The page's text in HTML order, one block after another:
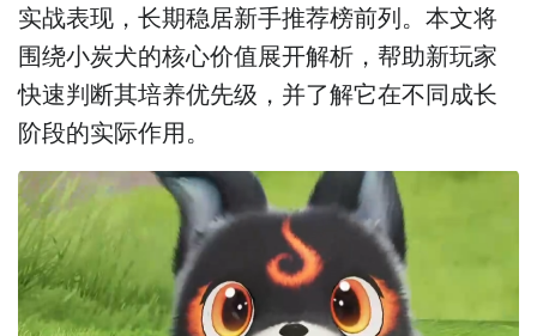
实战表现，长期稳居新手推荐榜前列。本文将
围绕小炭犬的核心价值展开解析，帮助新玩家
快速判断其培养优先级，并了解它在不同成长
阶段的实际作用。